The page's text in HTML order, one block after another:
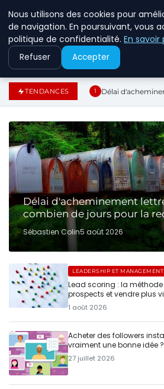
TENDANCES 1 Délai
Délai d'acheminement
combien de jours pour la
Sébastien Colin5 août 2026
LEADERSHIP ET MANAGEMENT
Lead scoring : la
prospects et vendre plus
1 août 2026
Acheter des followers
vraiment une bonne idée ?
27 juillet 2026
Nous utilisons des cookies pour
de navigation. En poursuivant, vous
politique de confidentialité. En savoir
Refuser Accepter